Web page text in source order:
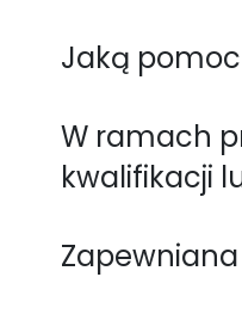
Jaką
W ramach
kwalifikacji